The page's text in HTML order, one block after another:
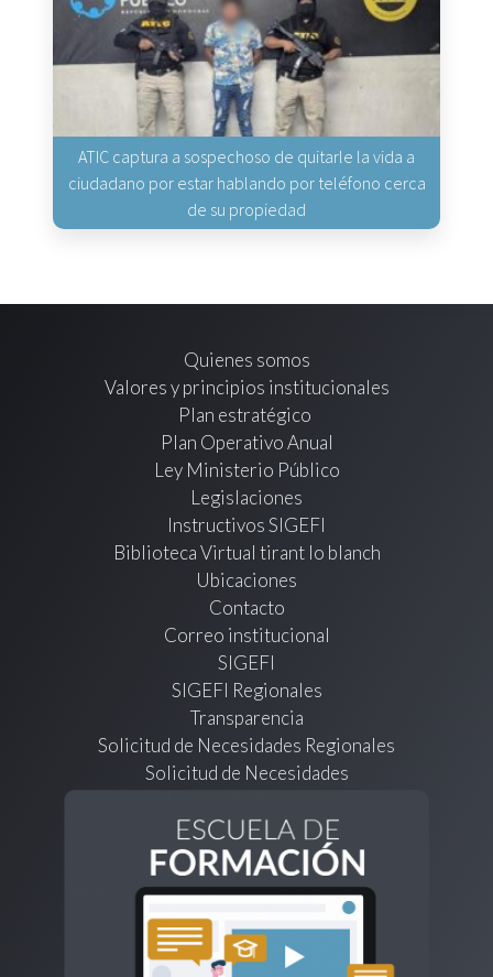
ATIC captura a sospechoso de quitarle la vida a
ciudadano por estar hablando por teléfono cerca
de su propiedad
Quienes somos
Valores y principios institucionales
Plan estratégico
Plan Operativo Anual
Ley Ministerio Público
Legislaciones
Instructivos SIGEFI
Biblioteca Virtual tirant lo blanch
Ubicaciones
Contacto
Correo institucional
SIGEFI
SIGEFI Regionales
Transparencia
Solicitud de Necesidades Regionales
Solicitud de Necesidades